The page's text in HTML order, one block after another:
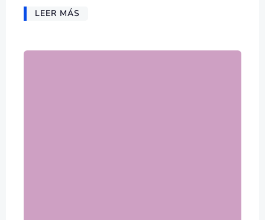
LEER MÁS